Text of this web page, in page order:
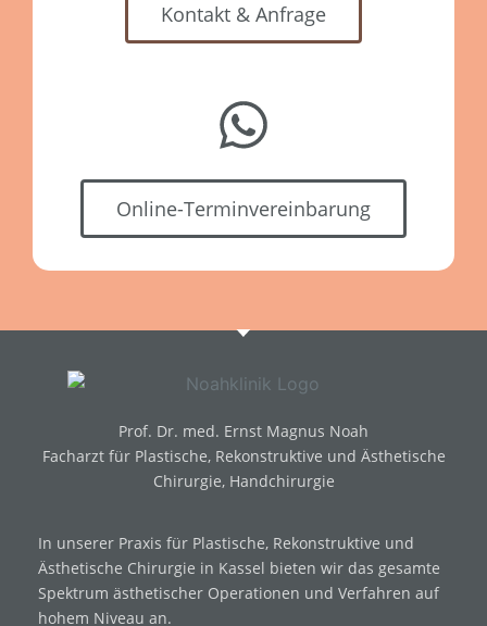
Kontakt & Anfrage
Online-Terminvereinbarung
Prof. Dr. med. Ernst Magnus Noah
Facharzt für Plastische, Rekonstruktive und Ästhetische
Chirurgie, Handchirurgie
In unserer Praxis für Plastische, Rekonstruktive und
Ästhetische Chirurgie in Kassel bieten wir das gesamte
Spektrum ästhetischer Operationen und Verfahren auf
hohem Niveau an.